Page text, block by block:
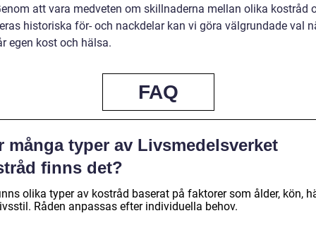
att vara medveten om skillnaderna mellan olika kostråd
historiska för- och nackdelar kan vi göra välgrundade val
egen kost och hälsa.
FAQ
många typer av Livsmedelsverket
finns det?
olika typer av kostråd baserat på faktorer som ålder, kön,
Råden anpassas efter individuella behov.